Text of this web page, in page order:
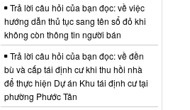
Trả lời câu hỏi của bạn đọc: về việc
hướng dẫn thủ tục sang tên sổ đỏ khi
không còn thông tin người bán
Trả lời câu hỏi của bạn đọc: về đền
bù và cấp tái định cư khi thu hồi nhà
để thực hiện Dự án Khu tái định cư tại
phường Phước Tân